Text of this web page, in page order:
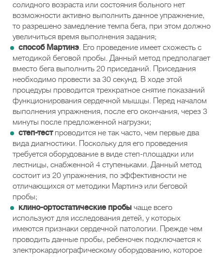
солидного возраста или состояния больного нет
возможности активно выполнить данное упражнение,
то разрешено замедление темпа бега, при этом должно
увеличиться время выполнения задания;
способ Мартинэ. Его проведение имеет схожесть с
методикой беговой пробы. Данный метод предполагает
вместо бега выполнить 20 приседаний. Приседания
необходимо провести за 30 секунд. В ходе этой
процедуры проводится трехкратное снятие показаний
функционирования сердечной мышцы. Перед началом
выполнения упражнения, после его окончания, через 3
минуты после предложенной нагрузки;
степ-тестпроводится не так часто, чем первые два
вида диагностики. Поскольку для его проведения
требуется оборудование в виде степ-площадки или
лестницы, снабженной 4 ступеньками. Данный метод
состоит из 20 упражнения, по эффективности не
отличающихся от методики Мартинэ или беговой
пробы;
клино-ортостатические пробы чаще всего
используют для исследования детей, у которых
имеются признаки сердечной патологии. Прежде чем
проводить данные пробы, ребеночек подключается к
электрокардиографическому оборудованию, которое